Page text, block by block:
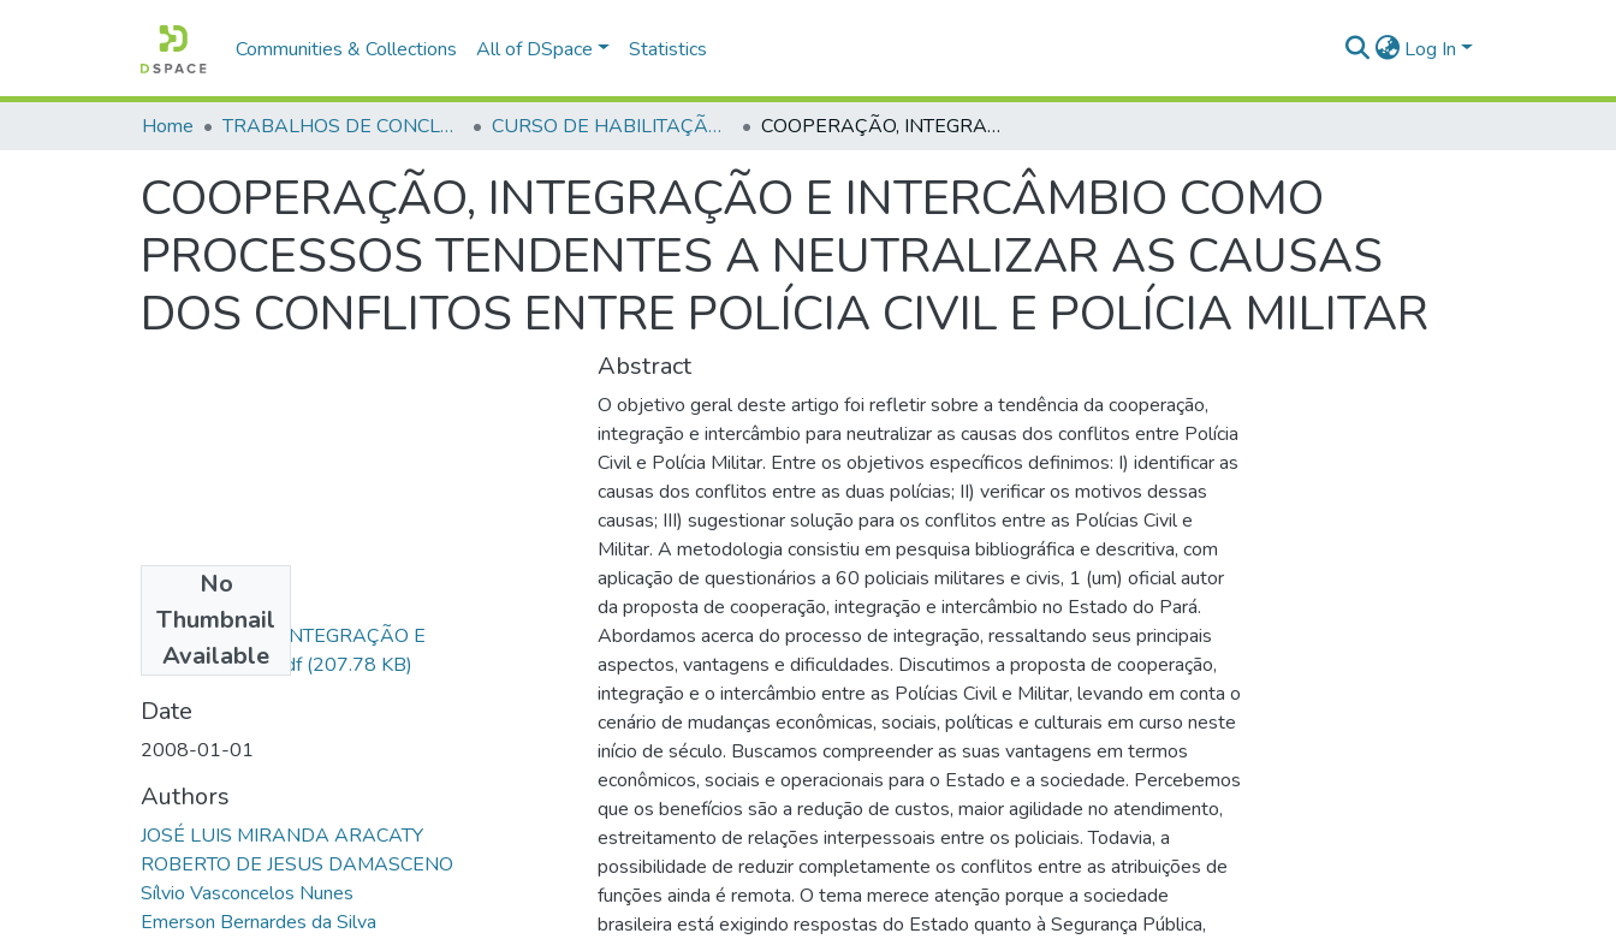
Communities & Collections All of DSpace Statistics Log In
Home TRABALHOS DE CONCLUSÃO DE CURSO - CHOA (CURSO DE HABILITAÇÃO DE OFICIAIS AUXILIARES) CURSO DE HABILITAÇÃO DE OFICIAIS AUXILIARES - CHOA - 2008 COOPERAÇÃO, INTEGRAÇÃO E INTERCÂMBIO COMO PROCESSOS TENDENTES A NEUTRALIZAR AS CAUSAS DOS CONFLITOS ENTRE POLÍCIA CIVIL E POLÍCIA MILITAR
COOPERAÇÃO, INTEGRAÇÃO E INTERCÂMBIO COMO
PROCESSOS TENDENTES A NEUTRALIZAR AS CAUSAS
DOS CONFLITOS ENTRE POLÍCIA CIVIL E POLÍCIA MILITAR
No
Thumbnail
Available
COOPERAÇÃO, INTEGRAÇÃO E
INTERCÂMBIO.pdf(207.78 KB)
Date
2008-01-01
Authors
JOSÉ LUIS MIRANDA ARACATY
ROBERTO DE JESUS DAMASCENO
Sílvio Vasconcelos Nunes
Emerson Bernardes da Silva
Abstract
O objetivo geral deste artigo foi refletir sobre a tendência da cooperação,
integração e intercâmbio para neutralizar as causas dos conflitos entre Polícia
Civil e Polícia Militar. Entre os objetivos específicos definimos: I) identificar as
causas dos conflitos entre as duas polícias; II) verificar os motivos dessas
causas; III) sugestionar solução para os conflitos entre as Polícias Civil e
Militar. A metodologia consistiu em pesquisa bibliográfica e descritiva, com
aplicação de questionários a 60 policiais militares e civis, 1 (um) oficial autor
da proposta de cooperação, integração e intercâmbio no Estado do Pará.
Abordamos acerca do processo de integração, ressaltando seus principais
aspectos, vantagens e dificuldades. Discutimos a proposta de cooperação,
integração e o intercâmbio entre as Polícias Civil e Militar, levando em conta o
cenário de mudanças econômicas, sociais, políticas e culturais em curso neste
início de século. Buscamos compreender as suas vantagens em termos
econômicos, sociais e operacionais para o Estado e a sociedade. Percebemos
que os benefícios são a redução de custos, maior agilidade no atendimento,
estreitamento de relações interpessoais entre os policiais. Todavia, a
possibilidade de reduzir completamente os conflitos entre as atribuições de
funções ainda é remota. O tema merece atenção porque a sociedade
brasileira está exigindo respostas do Estado quanto à Segurança Pública,